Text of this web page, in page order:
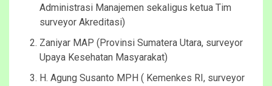
Administrasi Manajemen sekaligus ketua Tim
surveyor Akreditasi)
Zaniyar MAP (Provinsi Sumatera Utara, surveyor
Upaya Kesehatan Masyarakat)
H. Agung Susanto MPH ( Kemenkes RI, surveyor